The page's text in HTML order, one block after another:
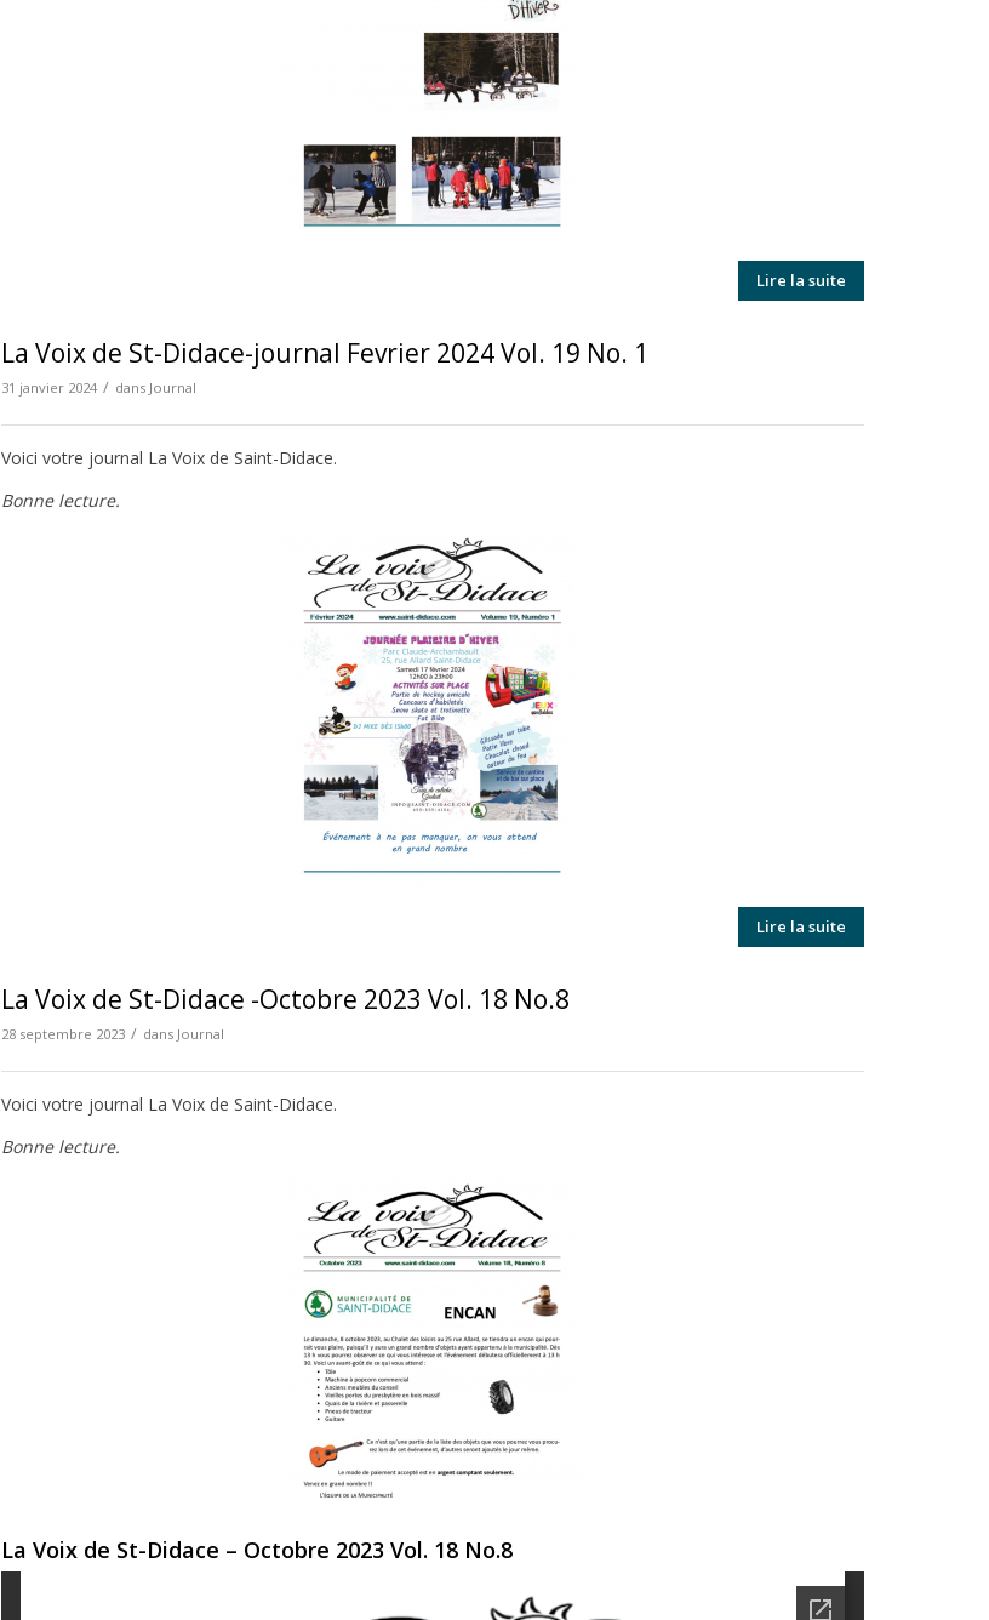
Lire la suite
La Voix de St-Didace-journal Fevrier 2024 Vol. 19 No. 1
31 janvier 2024 / dans Journal
Voici votre journal La Voix de Saint-Didace.
Bonne lecture.
Lire la suite
La Voix de St-Didace -Octobre 2023 Vol. 18 No.8
28 septembre 2023 / dans Journal
Voici votre journal La Voix de Saint-Didace.
Bonne lecture.
La Voix de St-Didace – Octobre 2023 Vol. 18 No.8